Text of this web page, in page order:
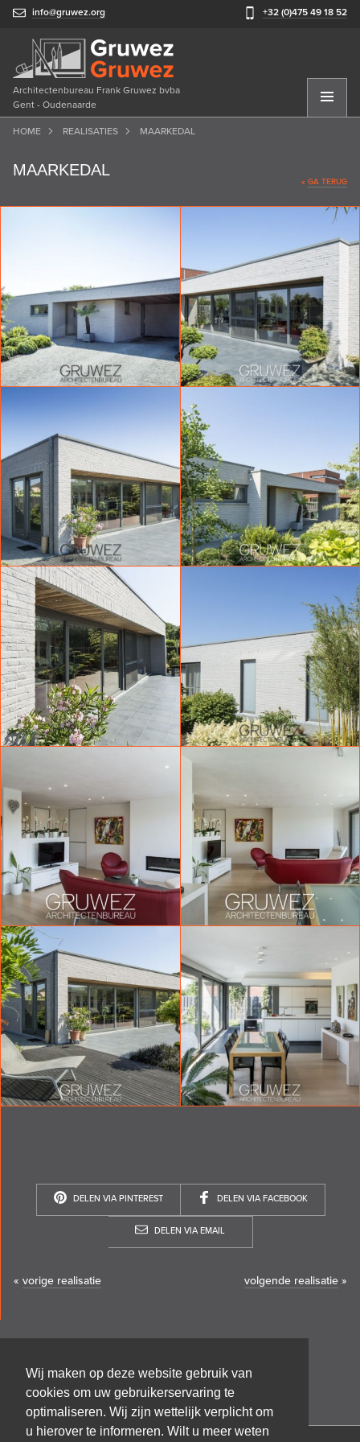
Wij maken op deze website gebruik van
cookies om uw gebruikerservaring te
optimaliseren. Wij zijn wettelijk verplicht om
u hierover te informeren. Wilt u meer weten
info@gruwez.org +32 (0)475 49 18 52
Architectenbureau Frank Gruwez bvba
Gent - Oudenaarde
HOME REALISATIES MAARKEDAL
MAARKEDAL
« GA TERUG
DELEN VIA PINTEREST DELEN VIA FACEBOOK
DELEN VIA EMAIL
« vorige realisatie volgende realisatie »